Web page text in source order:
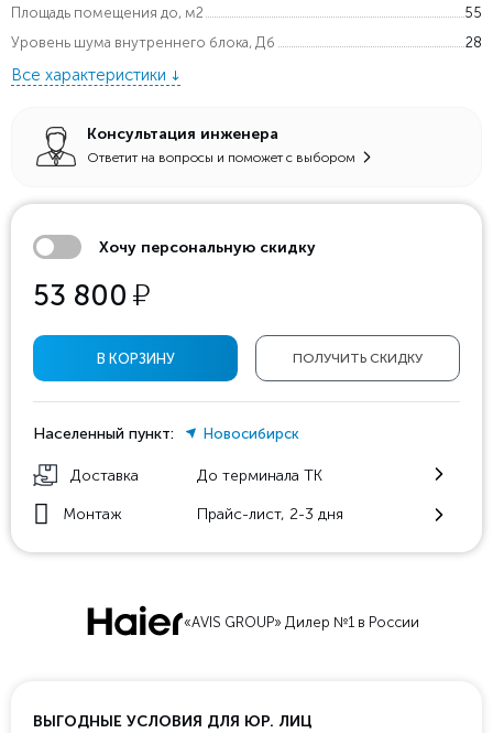
Площадь помещения до, м2
55
Уровень шума внутреннего блока, Дб
28
Все характеристики
Консультация инженера
Ответит на вопросы и поможет с выбором
Хочу персональную скидку
53 800 у
ПОЛУЧИТЬ СКИДКУ
В КОРЗИНУ
Населенный пункт: Новосибирск
Доставка До терминала ТК
Монтаж Прайс-лист, 2-3 дня
«AVIS GROUP» Дилер №1 в России
ВЫГОДНЫЕ УСЛОВИЯ ДЛЯ ЮР. ЛИЦ